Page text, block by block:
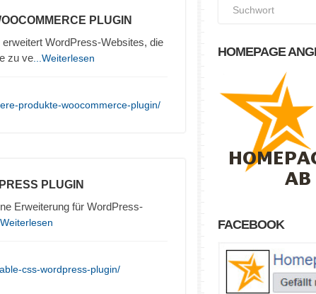
PLUGIN
WordPress-Websites, die
zu ve ...Weiterlesen
produkte-woocommerce-plugin/
PLUGIN
Erweiterung für WordPress-
css-wordpress-plugin/
HOMEPAGE
FACEBOOK